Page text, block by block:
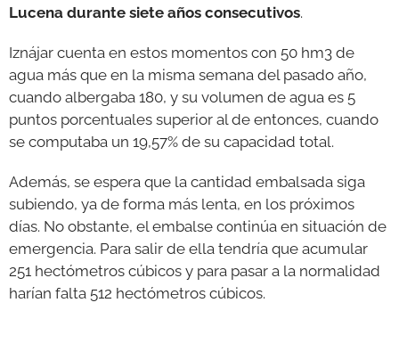
Lucena durante siete años consecutivos.
Iznájar cuenta en estos momentos con 50 hm3 de
agua más que en la misma semana del pasado año,
cuando albergaba 180, y su volumen de agua es 5
puntos porcentuales superior al de entonces, cuando
se computaba un 19,57% de su capacidad total.
Además, se espera que la cantidad embalsada siga
subiendo, ya de forma más lenta, en los próximos
días. No obstante, el embalse continúa en situación de
emergencia. Para salir de ella tendría que acumular
251 hectómetros cúbicos y para pasar a la normalidad
harían falta 512 hectómetros cúbicos.